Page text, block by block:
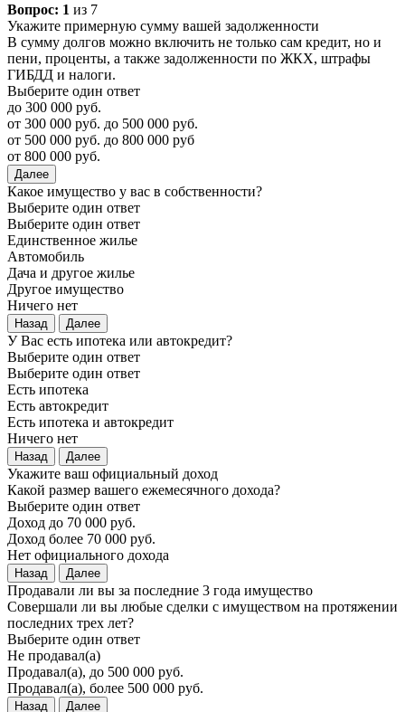
Вопрос: 1 из 7
Укажите примерную сумму вашей задолженности
В сумму долгов можно включить не только сам кредит, но и
пени, проценты, а также задолженности по ЖКХ, штрафы
ГИБДД и налоги.
Выберите один ответ
до 300 000 руб.
от 300 000 руб. до 500 000 руб.
от 500 000 руб. до 800 000 руб
от 800 000 руб.
Далее
Какое имущество у вас в собственности?
Выберите один ответ
Выберите один ответ
Единственное жилье
Автомобиль
Дача и другое жилье
Другое имущество
Ничего нет
Назад Далее
У Вас есть ипотека или автокредит?
Выберите один ответ
Выберите один ответ
Есть ипотека
Есть автокредит
Есть ипотека и автокредит
Ничего нет
Назад Далее
Укажите ваш официальный доход
Какой размер вашего ежемесячного дохода?
Выберите один ответ
Доход до 70 000 руб.
Доход более 70 000 руб.
Нет официального дохода
Назад Далее
Продавали ли вы за последние 3 года имущество
Совершали ли вы любые сделки с имуществом на протяжении
последних трех лет?
Выберите один ответ
Не продавал(а)
Продавал(а), до 500 000 руб.
Продавал(а), более 500 000 руб.
Назад Далее